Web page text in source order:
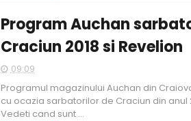
Program Auchan
Craciun 2018 si Revelion
09:09
Programul magazinului Auchan din
cu ocazia sarbatorilor de Craciun din anul
Vedeti cand sunt ...